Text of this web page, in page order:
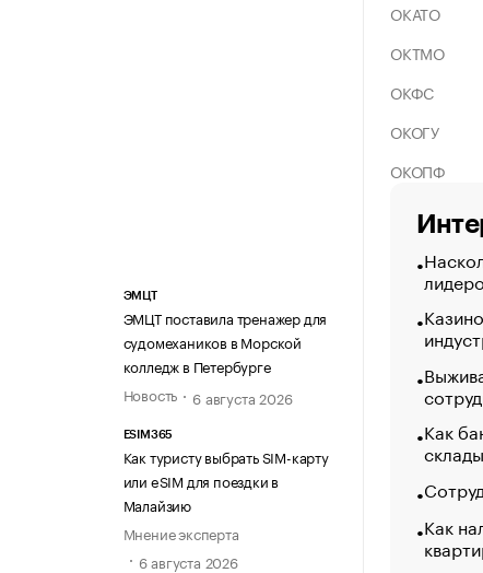
ЭМЦТ
ЭМЦТ поставила тренажер для
судомехаников в Морской
колледж в Петербурге
Новость
6 августа 2026
ESIM365
Как туристу выбрать SIM-карту
или eSIM для поездки в
Малайзию
Мнение эксперта
6 августа 2026
ОКАТО
ОКТМО
ОКФС
ОКОГУ
ОКОПФ
Как
склады
Как